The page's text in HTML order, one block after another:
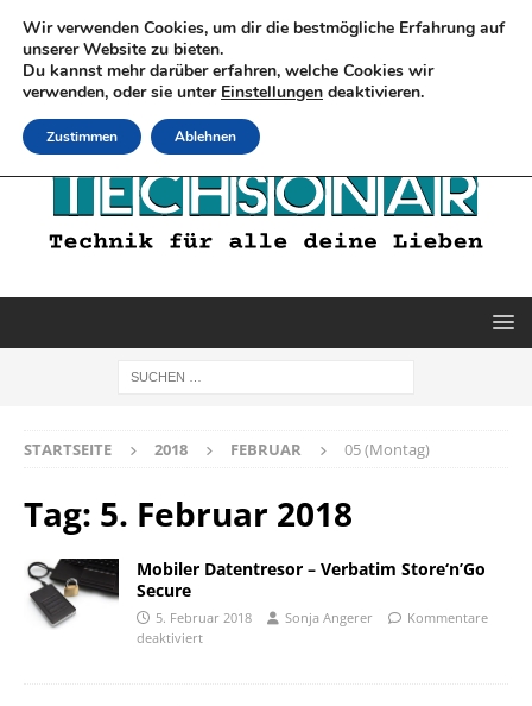
STARTSEITE 2018 FEBRUAR 05 (Montag)
Tag: 5. Februar 2018
Mobiler Datentresor – Verbatim Store‘n’Go
Secure
5. Februar 2018 Sonja Angerer
Kommentare
deaktiviert
Wir verwenden Cookies, um dir die bestmögliche Erfahrung auf
unserer Website zu bieten.
Du kannst mehr darüber erfahren, welche Cookies wir
verwenden, oder sie unter Einstellungen deaktivieren.
Zustimmen Ablehnen